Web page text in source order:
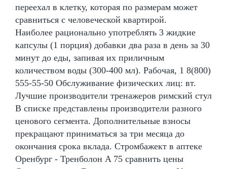
переехал в клетку, которая по размерам может
сравниться с человеческой квартирой.
Наиболее рационально употреблять 3 жидкие
капсулы (1 порция) добавки два раза в день за 30
минут до еды, запивая их приличным
количеством воды (300-400 мл). Рабочая, 1 8(800)
555-55-50 Обслуживание физических лиц: вт.
Лучшие производители тренажеров римский стул
В списке представлены производители разного
ценового сегмента. Дополнительные взносы
прекращают приниматься за три месяца до
окончания срока вклада. Стромбажект в аптеке
Оренбург - Тренболон A 75 сравнить цены